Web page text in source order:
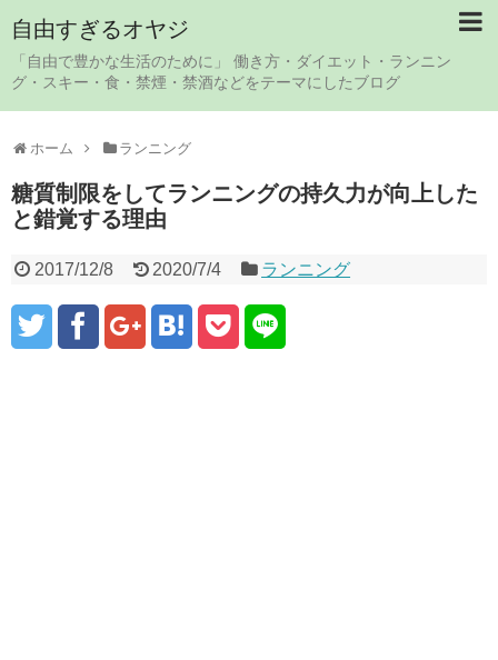
自由すぎるオヤジ
「自由で豊かな生活のために」 働き方・ダイエット・ランニン
グ・スキー・食・禁煙・禁酒などをテーマにしたブログ
ホーム ランニング
糖質制限をしてランニングの持久力が向上した
と錯覚する理由
2017/12/8 2020/7/4 ランニング